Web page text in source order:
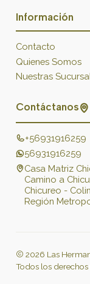
Información
Contacto
Quienes Somos
Nuestras
Contáctanos
+56931916259
56931916259
Casa Matriz
Camino a
Chicureo -
Región
2026 Las
Todos los derechos